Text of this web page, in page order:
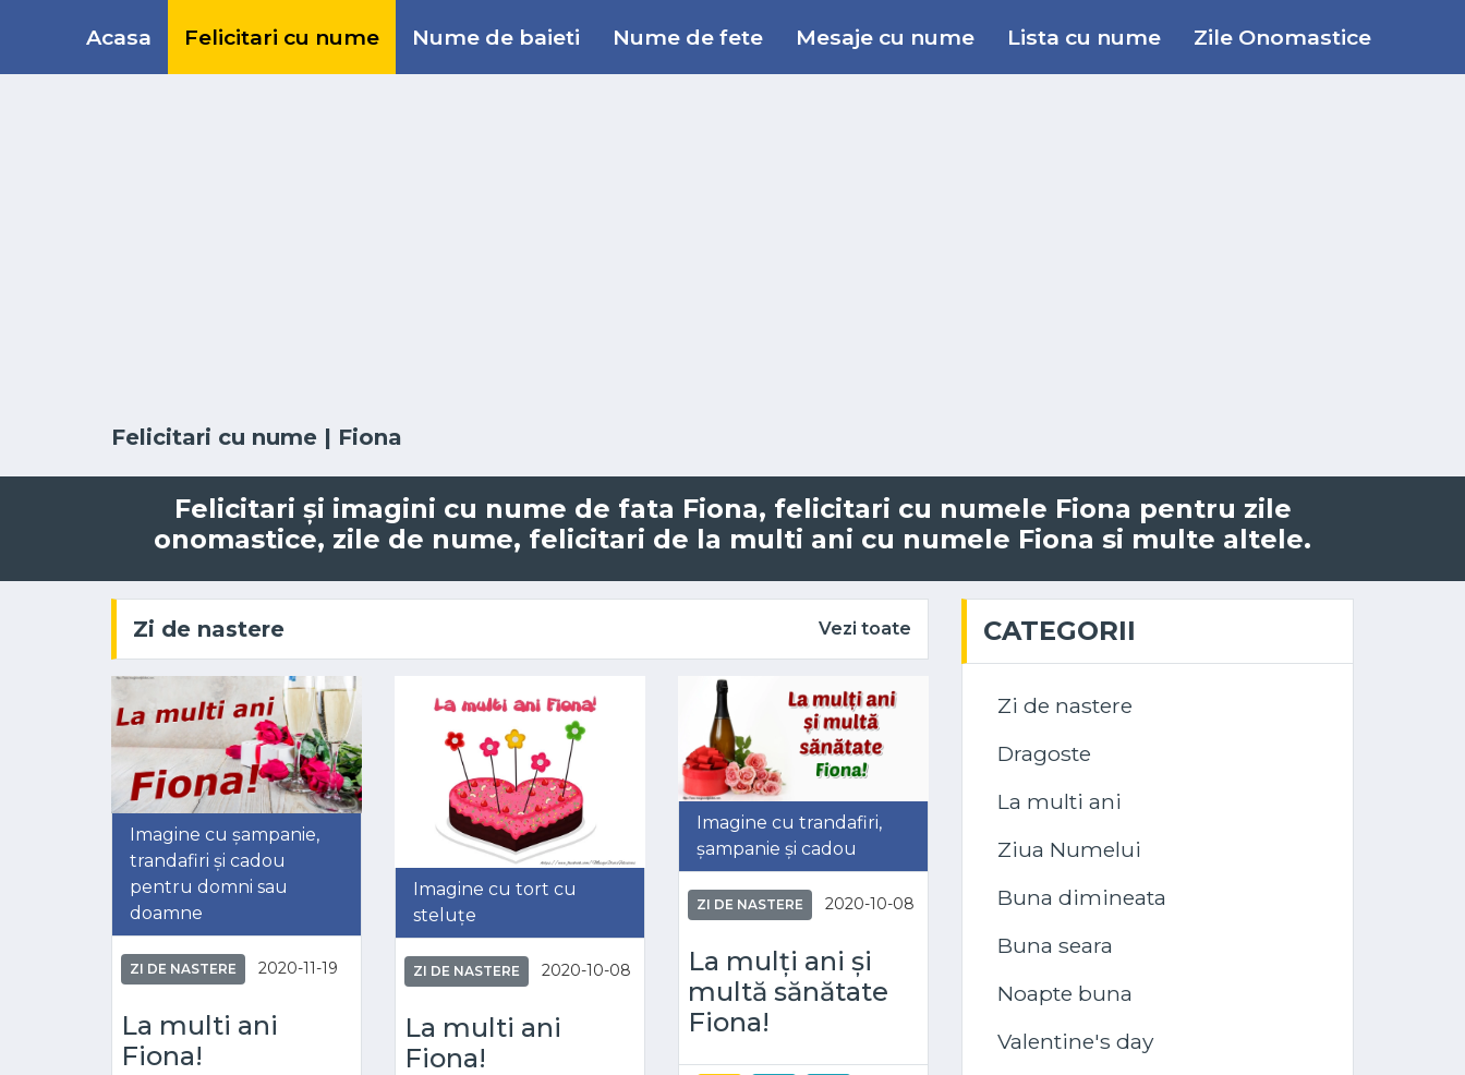
Acasa Felicitari cu nume Nume de baieti Nume de fete Mesaje cu nume Lista cu nume Zile Onomastice
Felicitari cu nume | Fiona
Felicitari și imagini cu nume de fata Fiona, felicitari cu numele Fiona pentru zile
onomastice, zile de nume, felicitari de la multi ani cu numele Fiona si multe altele.
Zi de nastere Vezi toate
Imagine cu șampanie,
trandafiri și cadou
pentru domni sau
doamne
ZI DE NASTERE 2020-11-19
La multi ani
Fiona!
Imagine cu tort cu
steluțe
ZI DE NASTERE 2020-10-08
La multi ani
Fiona!
Imagine cu trandafiri,
șampanie și cadou
ZI DE NASTERE 2020-10-08
La mulți ani și
multă sănătate
Fiona!
CATEGORII
Zi de nastere
Dragoste
La multi ani
Ziua Numelui
Buna dimineata
Buna seara
Noapte buna
Valentine's day